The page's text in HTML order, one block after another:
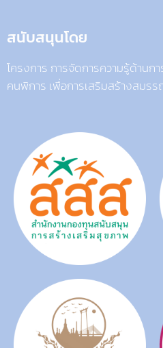
สนับสนุนโดย
โครงการ การจัดการความรู้ด้าน
คนพิการ เพื่อการเสริมสร้างสมร